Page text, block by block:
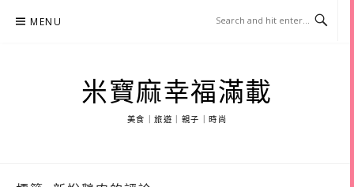
MENU
米寶麻幸福滿載
美食｜旅遊｜親子｜時尚